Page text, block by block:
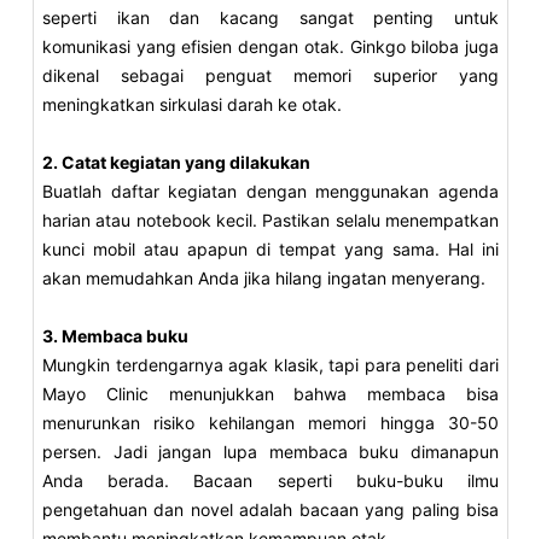
seperti ikan dan kacang sangat penting untuk
komunikasi yang efisien dengan otak. Ginkgo biloba juga
dikenal sebagai penguat memori superior yang
meningkatkan sirkulasi darah ke otak.
2. Catat kegiatan yang dilakukan
Buatlah daftar kegiatan dengan menggunakan agenda
harian atau notebook kecil. Pastikan selalu menempatkan
kunci mobil atau apapun di tempat yang sama. Hal ini
akan memudahkan Anda jika hilang ingatan menyerang.
3. Membaca buku
Mungkin terdengarnya agak klasik, tapi para peneliti dari
Mayo Clinic menunjukkan bahwa membaca bisa
menurunkan risiko kehilangan memori hingga 30-50
persen. Jadi jangan lupa membaca buku dimanapun
Anda berada. Bacaan seperti buku-buku ilmu
pengetahuan dan novel adalah bacaan yang paling bisa